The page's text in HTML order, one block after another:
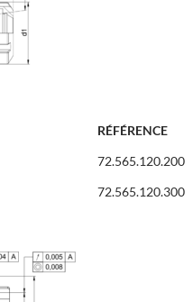
RÉFÉRENCE
72.565.120.200
72.565.120.300